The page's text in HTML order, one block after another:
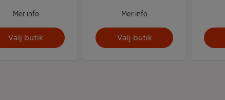
Mer info
Välj butik
Mer info
Välj butik